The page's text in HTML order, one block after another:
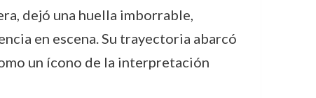
dejó una huella imborrable,
en escena. Su trayectoria abarcó
un ícono de la interpretación